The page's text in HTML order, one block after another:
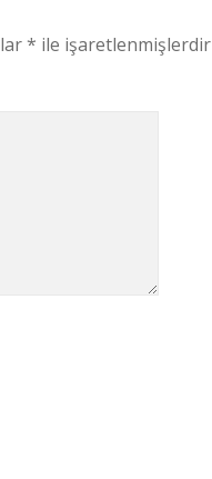
* ile işaretlenmişlerdir